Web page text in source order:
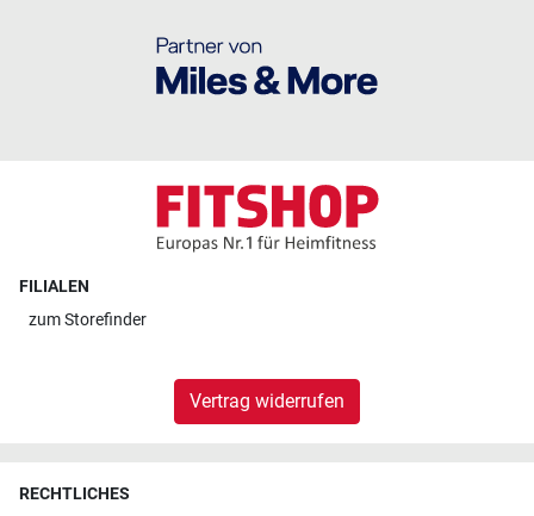
FILIALEN
zumStorefinder
Vertrag widerrufen
RECHTLICHES